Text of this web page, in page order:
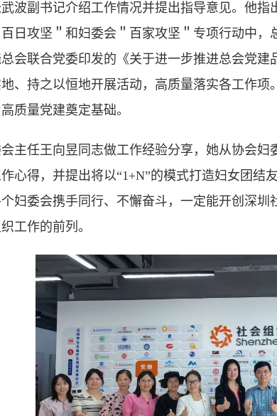
波副书记介绍工作情况并提出指导意见。他
日攻坚＂和妇委会＂百家攻坚＂专项行动中
会联合党委印发的《关于进一步推进总会党
、持之以恒地开展活动，高质量落实各工作
质量党建奠定基础。
主任王向昱同志做工作经验分享，她从协会
心得，并提出将以“1+N”的模式打造妇女团结
妇委会携手同行、不懈奋斗，一定能开创深
工作的前列。